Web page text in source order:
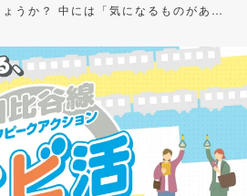
うか？ 中には「気になるものがある
るかもしれません。 そこで今回、さ
”に“推し”をアンケート！愛してやま
グルメを聞いちゃいました。気になる
ひチェックしてみてくださいね。